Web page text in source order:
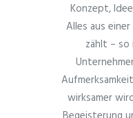
Konzept,
Alles aus
zählt – so
wirksamer